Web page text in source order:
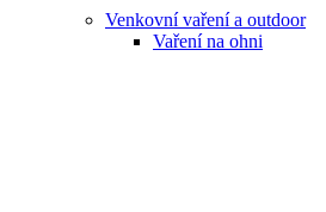
Venkovní vaření a outdoor
Vaření na ohni